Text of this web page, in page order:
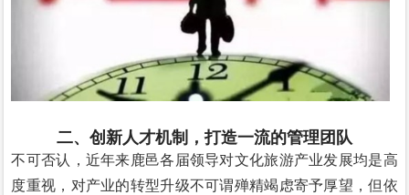
二、创新人才机制，打造一流的管理团队
不可否认，近年来鹿邑各届领导对文化旅游产业发展均是高
度重视，对产业的转型升级不可谓殚精竭虑寄予厚望，但依